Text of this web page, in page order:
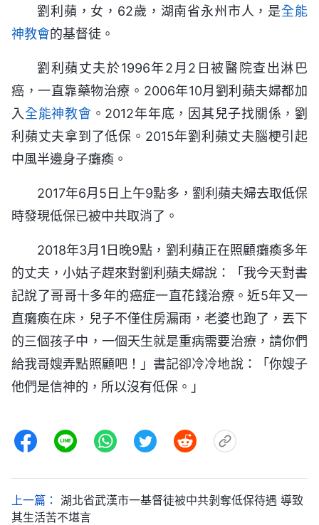
劉利蘋，女，62歲，湖南省永州市人，是全能
神教會的基督徒。
劉利蘋丈夫於1996年2月2日被醫院查出淋巴
癌，一直靠藥物治療。2006年10月劉利蘋夫婦都加
入全能神教會 。2012年年底，因其兒子找關係，劉
利蘋丈夫拿到了低保。2015年劉利蘋丈夫腦梗引起
中風半邊身子癱瘓。
2017年6月5日上午9點多，劉利蘋夫婦去取低保
時發現低保已被中共取消了。
2018年3月1日晚9點，劉利蘋正在照顧癱瘓多年
的丈夫，小姑子趕來對劉利蘋夫婦說：「我今天對書
記說了哥哥十多年的癌症一直花錢治療。近5年又一
直癱瘓在床，兒子不僅住房漏雨，老婆也跑了，丟下
的三個孩子中，一個天生就是重病需要治療，請你們
給我哥嫂弄點照顧吧！」書記卻冷冷地說：「你嫂子
他們是信神的，所以沒有低保。」
上一篇： 湖北省武漢市一基督徒被中共剝奪低保待遇 導致
其生活苦不堪言